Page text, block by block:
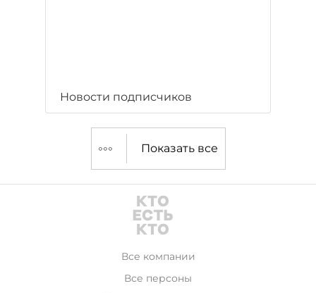
Новости подписчиков
Показать все
Все компании
Все персоны